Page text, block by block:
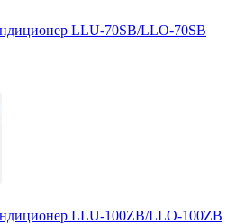
LLU-70SB/LLO-70SB
LLU-100ZB/LLO-100ZB